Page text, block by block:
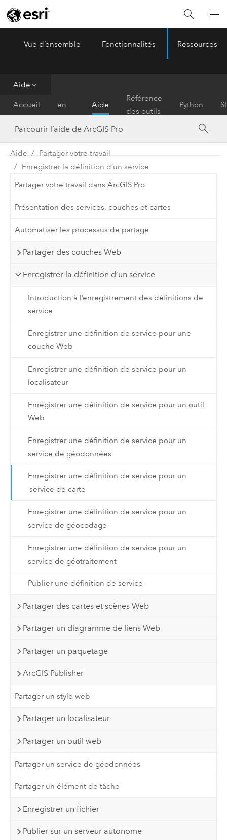
ArcGIS Pro
Vue d’ensemble Fonctionnalités Ressources
Aide
Accueil
en
main
Aide
Référence
des outils
Python
Aide
Partager votre travail
Enregistrer la définition d’un service
Partager votre travail dans ArcGIS Pro
Présentation des services, couches et cartes
Automatiser les processus de partage
Partager des couches Web
Enregistrer la définition d’un service
Introduction à l’enregistrement des définitions de
service
Enregistrer une définition de service pour une
couche Web
Enregistrer une définition de service pour un
localisateur
Enregistrer une définition de service pour un outil
Web
Enregistrer une définition de service pour un
service de géodonnées
Enregistrer une définition de service pour un
service de carte
Enregistrer une définition de service pour un
service de géocodage
Enregistrer une définition de service pour un
service de géotraitement
Publier une définition de service
Partager des cartes et scènes Web
Partager un diagramme de liens Web
Partager un paquetage
ArcGIS Publisher
Partager un style web
Partager un localisateur
Partager un outil web
Partager un service de géodonnées
Partager un élément de tâche
Enregistrer un fichier
Publier sur un serveur autonome